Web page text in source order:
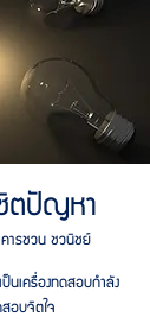
ตปัญหา
ารชวน ชวนิชย์
นเครื่องทดสอบกำลัง
สอบจิตใจ